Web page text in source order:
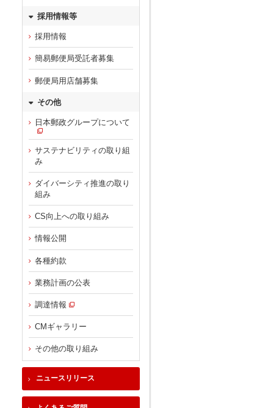
採用情報等
採用情報
簡易郵便局受託者募集
郵便局用店舗募集
その他
日本郵政グループについて
サステナビリティの取り組
み
ダイバーシティ推進の取り
組み
CS向上への取り組み
情報公開
各種約款
業務計画の公表
調達情報
CMギャラリー
その他の取り組み
ニュースリリース